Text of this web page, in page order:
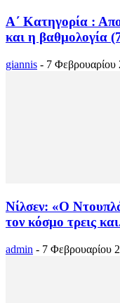
Α΄ Κατηγορία :
και η βαθμολογία
giannis - 7 Φεβρουαρίου
Νίλσεν: «Ο
τον κόσμο τρεις
admin - 7 Φεβρουαρίου